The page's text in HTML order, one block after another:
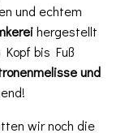
und echtem
hergestellt
bis Fuß
und
wir noch die